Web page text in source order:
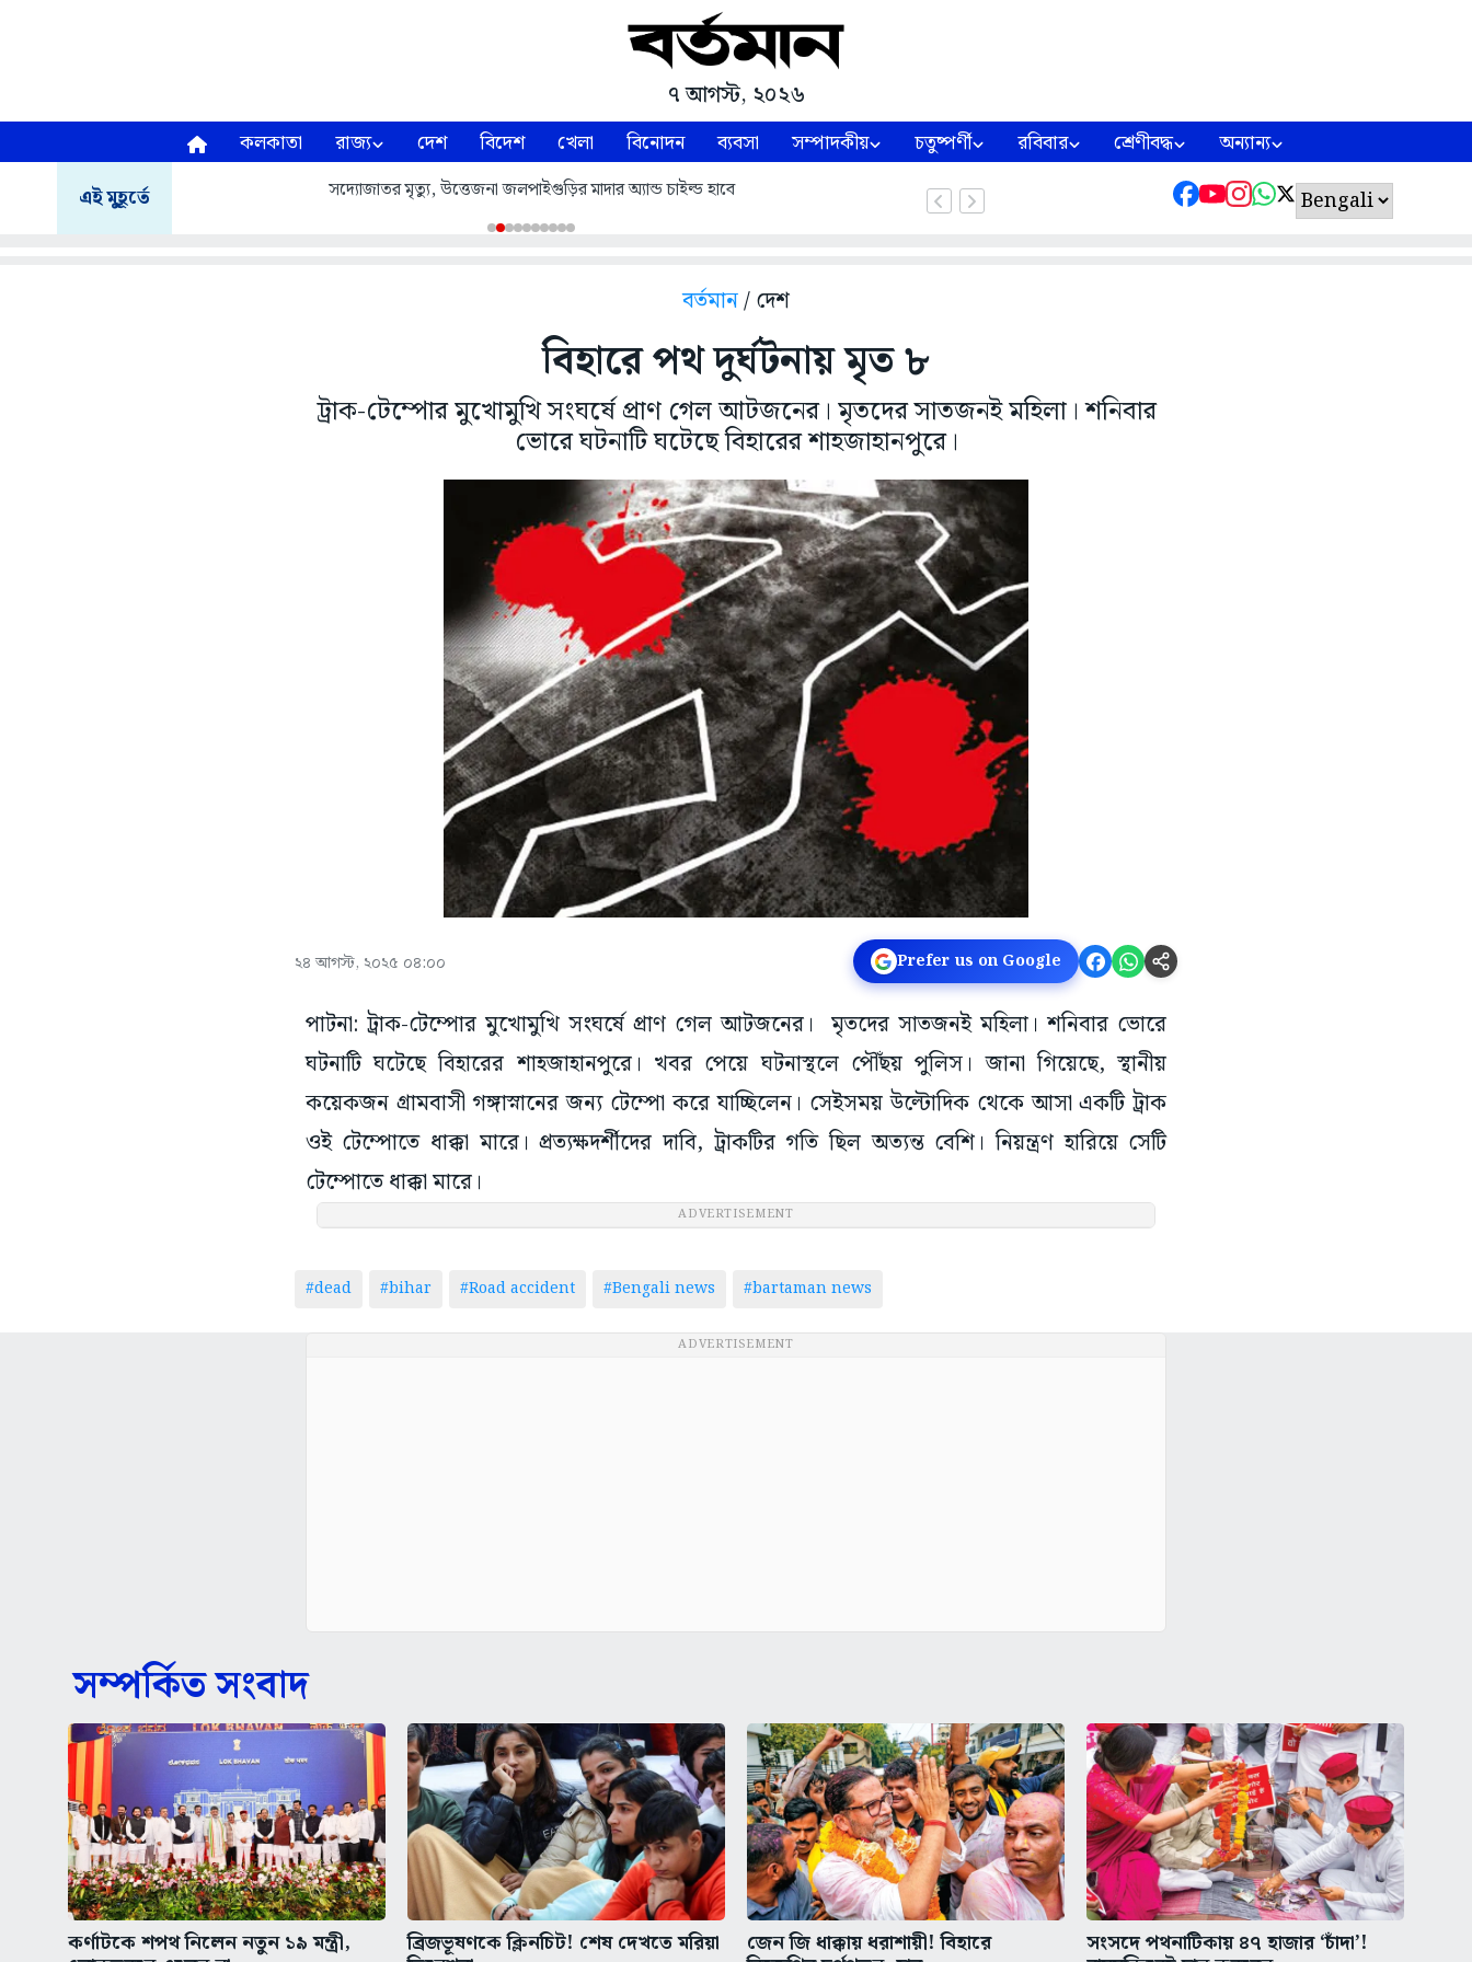
৭ আগস্ট, ২০২৬
কলকাতা রাজ্য দেশ বিদেশ খেলা বিনোদন ব্যবসা সম্পাদকীয় চতুষ্পর্ণী রবিবার শ্রেণীবদ্ধ অন্যান্য
এই মুহূর্তে সদ্যোজাতর মৃত্যু, উত্তেজনা জলপাইগুড়ির মাদার অ্যান্ড চাইল্ড হাবে
বর্তমান/ দেশ
বিহারে পথ দুর্ঘটনায় মৃত ৮
ট্রাক-টেম্পোর মুখোমুখি সংঘর্ষে প্রাণ গেল আটজনের। মৃতদের সাতজনই মহিলা। শনিবার
ভোরে ঘটনাটি ঘটেছে বিহারের শাহজাহানপুরে।
২৪ আগস্ট, ২০২৫ ০৪:০০ Prefer us on Google
পাটনা: ট্রাক-টেম্পোর মুখোমুখি সংঘর্ষে প্রাণ গেল আটজনের। মৃতদের সাতজনই মহিলা। শনিবার ভোরে
ঘটনাটি ঘটেছে বিহারের শাহজাহানপুরে। খবর পেয়ে ঘটনাস্থলে পৌঁছয় পুলিস। জানা গিয়েছে, স্থানীয়
কয়েকজন গ্রামবাসী গঙ্গাস্নানের জন্য টেম্পো করে যাচ্ছিলেন। সেইসময় উল্টোদিক থেকে আসা একটি ট্রাক
ওই টেম্পোতে ধাক্কা মারে। প্রত্যক্ষদর্শীদের দাবি, ট্রাকটির গতি ছিল অত্যন্ত বেশি। নিয়ন্ত্রণ হারিয়ে সেটি
টেম্পোতে ধাক্কা মারে।
ADVERTISEMENT
#dead #bihar #Road accident #Bengali news #bartaman news
ADVERTISEMENT
সম্পর্কিত সংবাদ
কর্ণাটকে শপথ নিলেন নতুন ১৯ মন্ত্রী, ব্রিজভূষণকে ক্লিনচিট! শেষ দেখতে মরিয়া জেন জি ধাক্কায় ধরাশায়ী! বিহারে সংসদে পথনাটিকায় ৪৭ হাজার ‘চাঁদা’!